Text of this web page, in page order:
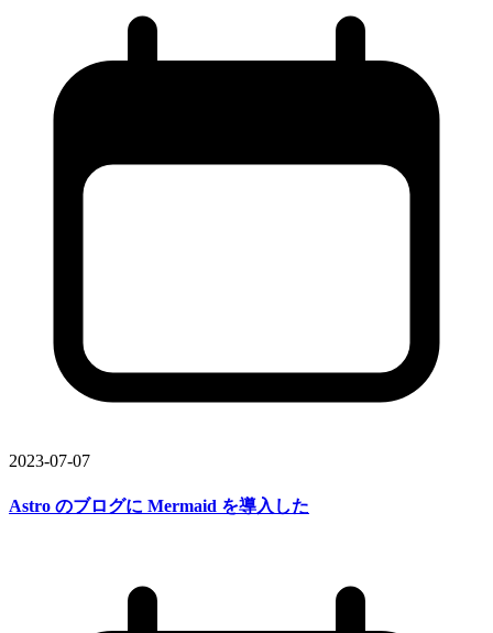
2023-07-07
Astro のブログに Mermaid を導入した